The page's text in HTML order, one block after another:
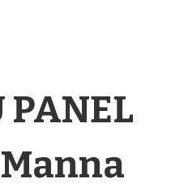
PANEL